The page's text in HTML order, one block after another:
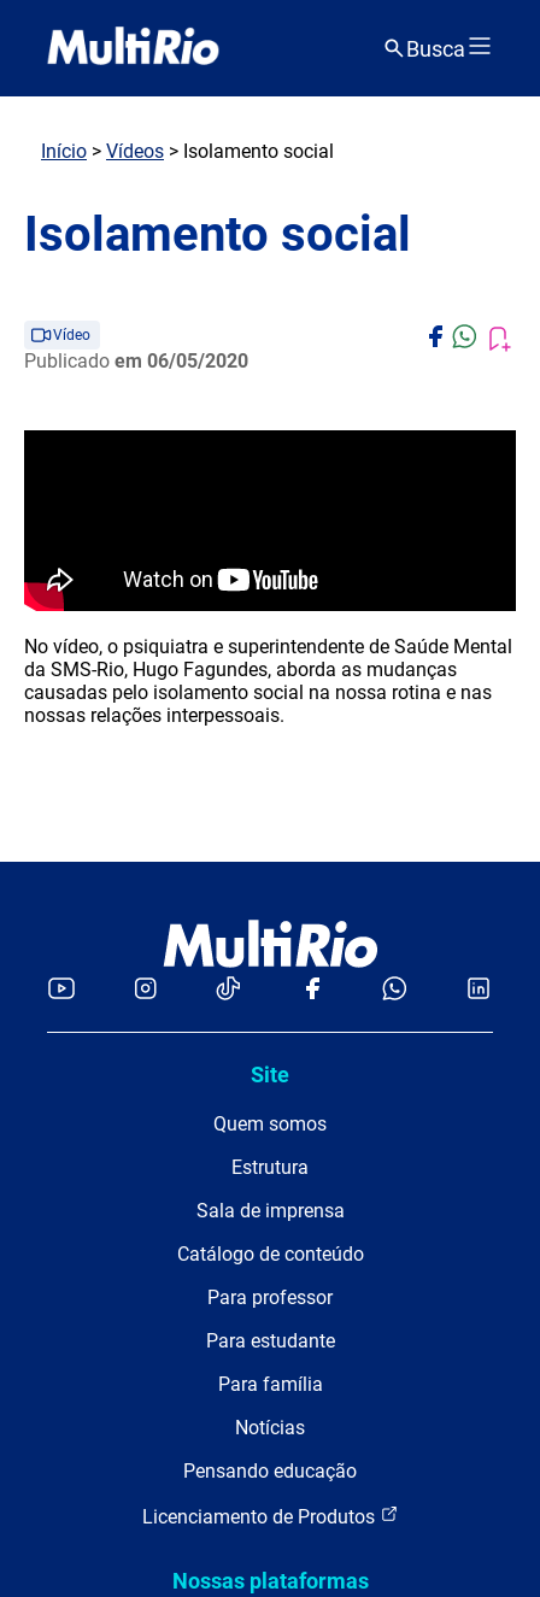
Busca
Início > Vídeos > Isolamento social
Isolamento social
Vídeo
Publicado em 06/05/2020
No vídeo, o psiquiatra e superintendente de Saúde Mental
da SMS-Rio, Hugo Fagundes, aborda as mudanças
causadas pelo isolamento social na nossa rotina e nas
nossas relações interpessoais.
Site
Quem somos
Estrutura
Sala de imprensa
Catálogo de conteúdo
Para professor
Para estudante
Para família
Notícias
Pensando educação
Licenciamento de Produtos
Nossas plataformas